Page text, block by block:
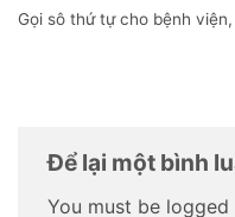
Gọi sô thứ tự cho bệnh
Để lại một bình
You must be